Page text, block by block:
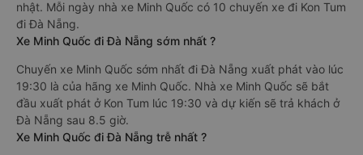
nhật. Mỗi ngày nhà xe Minh Quốc có 10 chuyến xe đi Kon Tum
đi Đà Nẵng.
Xe Minh Quốc đi Đà Nẵng sớm nhất ?
Chuyến xe Minh Quốc sớm nhất đi Đà Nẵng xuất phát vào lúc
19:30 là của hãng xe Minh Quốc. Nhà xe Minh Quốc sẽ bắt
đầu xuất phát ở Kon Tum lúc 19:30 và dự kiến sẽ trả khách ở
Đà Nẵng sau 8.5 giờ.
Xe Minh Quốc đi Đà Nẵng trễ nhất ?